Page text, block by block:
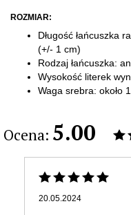
ROZMIAR:
Długość łańcuszka
(+/- 1 cm)
Rodzaj łańcuszka:
Wysokość literek
Waga srebra: około
Ocena: 5.00
20.05.2024